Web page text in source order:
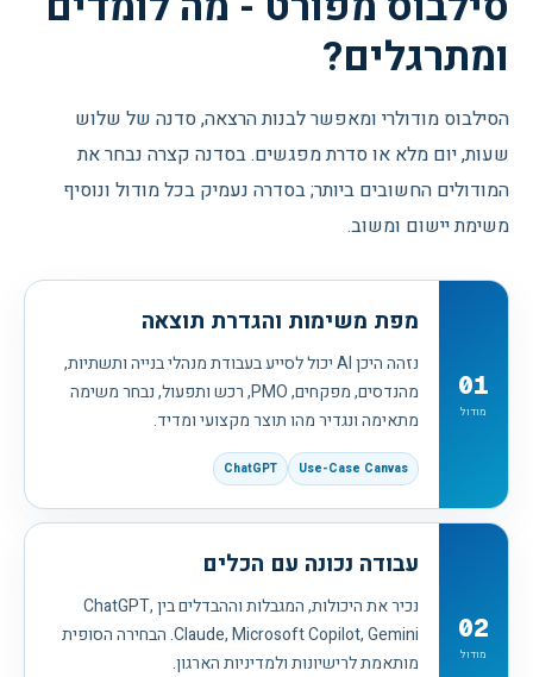
ומתרגלים?
הסילבוס מודולרי ומאפשר לבנות הרצאה, סדנה של שלוש
שעות, יום מלא או סדרת מפגשים. בסדנה קצרה נבחר את
המודולים החשובים ביותר; בסדרה נעמיק בכל מודול ונוסיף
משימת יישום ומשוב.
01
מודול
מפת משימות והגדרת תוצאה
נזהה היכן AI יכול לסייע בעבודת מנהלי בנייה ותשתיות,
מהנדסים, מפקחים, PMO, רכש ותפעול, נבחר משימה
מתאימה ונגדיר מהו תוצר מקצועי ומדיד.
Use-Case Canvas
ChatGPT
02
מודול
עבודה נכונה עם הכלים
נכיר את היכולות, המגבלות וההבדלים בין ChatGPT,
Claude, Microsoft Copilot, Gemini. הבחירה הסופית
מותאמת לרישיונות ולמדיניות הארגון.